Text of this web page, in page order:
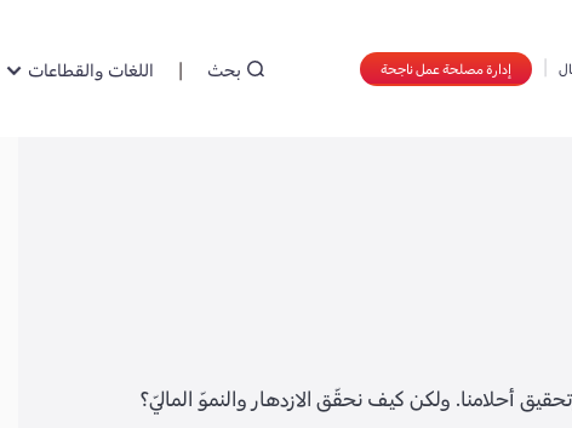
إدارة مصلحة عمل ناجحة بحث اللغات والقطاعات
أحلامنا. ولكن كيف نحقّق الازدهار والنموّ الماليّ؟